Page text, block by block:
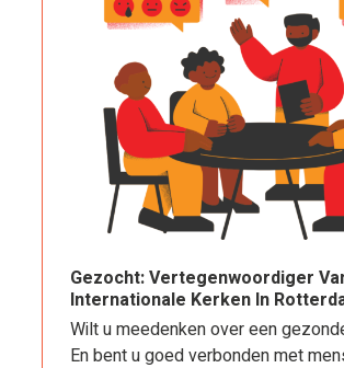
Gezocht: Vertegenwoordiger
Internationale Kerken In
Wilt u meedenken over een
En bent u goed verbonden met